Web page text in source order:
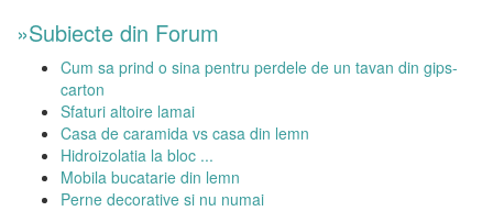
»Subiecte din Forum
Cum sa prind o sina pentru perdele de un tavan din gips-
carton
Sfaturi altoire lamai
Casa de caramida vs casa din lemn
Hidroizolatia la bloc ...
Mobila bucatarie din lemn
Perne decorative si nu numai